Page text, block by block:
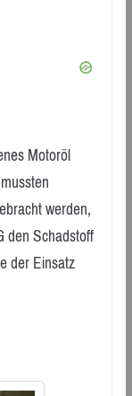
Motoröl
werden,
den Schadstoff
der Einsatz